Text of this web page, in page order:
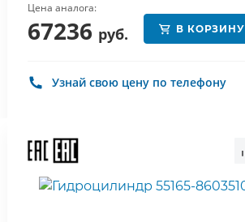
Цена аналога:
67236 руб. В КОРЗИНУ
Узнай свою цену по телефону